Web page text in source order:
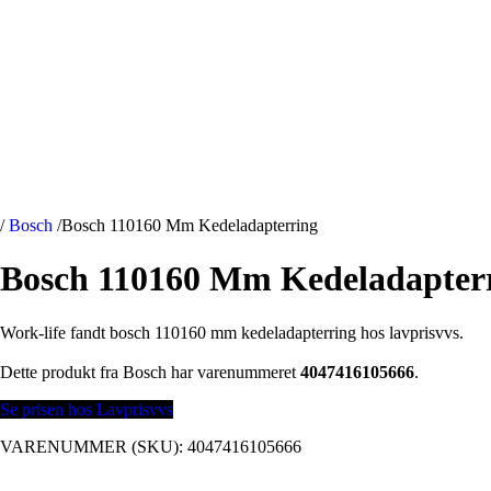
/ Bosch /Bosch 110160 Mm Kedeladapterring
Bosch 110160 Mm
Work-life fandt bosch 110160 mm kedeladapterring hos lavprisvvs.
Dette produkt fra Bosch har varenummeret 4047416105666.
Se prisen hos Lavprisvvs
VARENUMMER (SKU): 4047416105666